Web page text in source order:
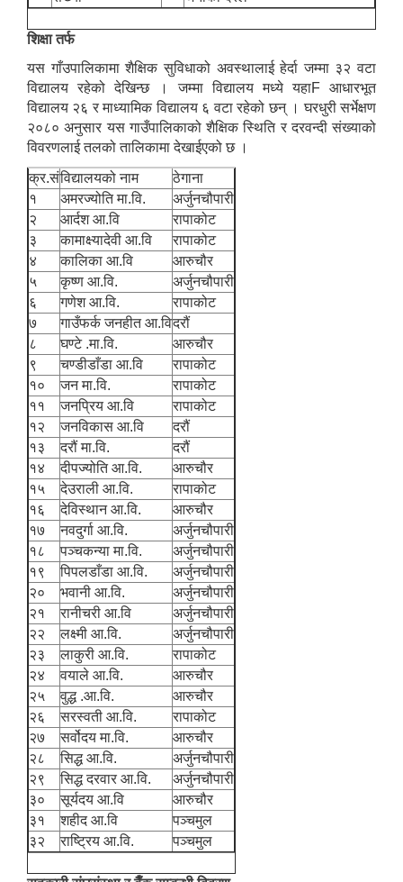
शिक्षा तर्फ
यस गाँउपालिकामा शैक्षिक सुविधाको अवस्थालाई हेर्दा जम्मा ३२ वटा
विद्यालय रहेको देखिन्छ । जम्मा विद्यालय मध्ये यहाF आधारभूत
विद्यालय २६ र माध्यामिक विद्यालय ६ वटा रहेको छन् । घरधुरी सर्भेक्षण
२०८० अनुसार यस गाउँपालिकाको शैक्षिक स्थिति र दरवन्दी संख्याको
विवरणलाई तलको तालिकामा देखाईएको छ ।
क्र.संविद्यालयको नाम
ठेगाना
१
अमरज्योति मा.वि.
अर्जुनचौपारी
२
आर्दश आ.वि
रापाकोट
३
कामाक्ष्यादेवी आ.वि
रापाकोट
४
कालिका आ.वि
आरुचौर
५
कृष्ण आ.वि.
अर्जुनचौपारी
६
गणेश आ.वि.
रापाकोट
७
गाउँफर्क जनहीत आ.विदरौं
८
घण्टे .मा.वि.
आरुचौर
९
चण्डीडाँडा आ.वि
रापाकोट
१०
जन मा.वि.
रापाकोट
११
जनप्रिय आ.वि
रापाकोट
१२
जनविकास आ.वि
दरौं
१३
दरौं मा.वि.
दरौं
१४
दीपज्योति आ.वि.
आरुचौर
१५
देउराली आ.वि.
रापाकोट
१६
देविस्थान आ.वि.
आरुचौर
१७
नवदुर्गा आ.वि.
अर्जुनचौपारी
१८
पञ्चकन्या मा.वि.
अर्जुनचौपारी
१९
पिपलडाँडा आ.वि.
अर्जुनचौपारी
२०
भवानी आ.वि.
अर्जुनचौपारी
२१
रानीचरी आ.वि
अर्जुनचौपारी
२२
लक्ष्मी आ.वि.
अर्जुनचौपारी
२३
लाकुरी आ.वि.
रापाकोट
२४
वयाले आ.वि.
आरुचौर
२५
वुद्ध .आ.वि.
आरुचौर
२६
सरस्वती आ.वि.
रापाकोट
२७
सर्वोदय मा.वि.
आरुचौर
२८
सिद्ध आ.वि.
अर्जुनचौपारी
२९
सिद्ध दरवार आ.वि.
अर्जुनचौपारी
३०
सूर्यदय आ.वि
आरुचौर
३१
शहीद आ.वि
पञ्चमुल
३२
राष्ट्रिय आ.वि. पञ्चमुल